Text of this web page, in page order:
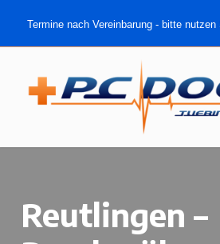
Termine nach Vereinbarung - bitte
Reutlingen –